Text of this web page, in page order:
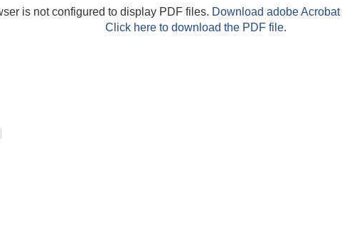
is not configured to display PDF files. Download adobe Acrobat
Click here to download the PDF file.